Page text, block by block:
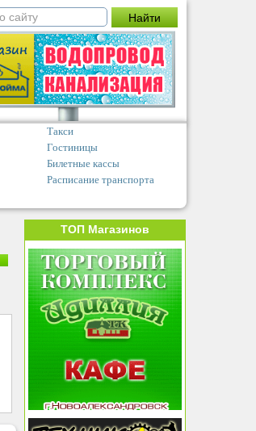
Такси
Гостиницы
Билетные кассы
Расписание транспорта
ТОП Магазинов